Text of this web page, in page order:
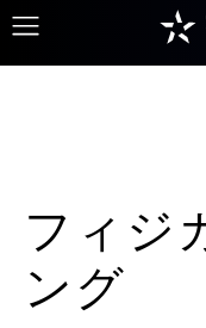
フィジ
ング